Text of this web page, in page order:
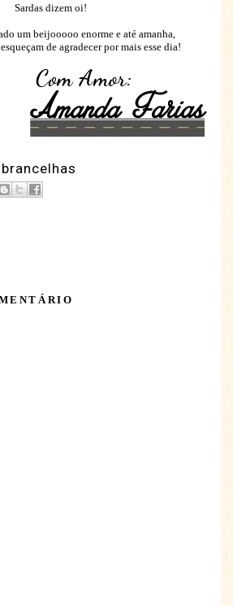
Sardas dizem oi!
um beijooooo enorme e até amanha,
de agradecer por mais esse dia!